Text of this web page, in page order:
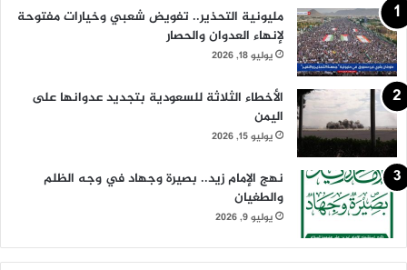
مليونية التحذير.. تفويض شعبي وخيارات مفتوحة
لإنهاء العدوان والحصار
يوليو 18, 2026
الأخطاء الثلاثة للسعودية بتجديد عدوانها على
اليمن
يوليو 15, 2026
نهج الإمام زيد.. بصيرة وجهاد في وجه الظلم
والطغيان
يوليو 9, 2026